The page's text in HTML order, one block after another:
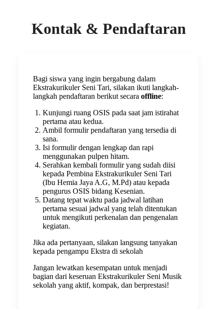
Kontak & Pendaftaran
Bagi siswa yang ingin bergabung dalam
Ekstrakurikuler Seni Tari, silakan ikuti langkah-
langkah pendaftaran berikut secara offline:
Kunjungi ruang OSIS pada saat jam istirahat
pertama atau kedua.
Ambil formulir pendaftaran yang tersedia di
sana.
Isi formulir dengan lengkap dan rapi
menggunakan pulpen hitam.
Serahkan kembali formulir yang sudah diisi
kepada Pembina Ekstrakurikuler Seni Tari
(Ibu Hemia Jaya A.G, M.Pd) atau kepada
pengurus OSIS bidang Kesenian.
Datang tepat waktu pada jadwal latihan
pertama sesuai jadwal yang telah ditentukan
untuk mengikuti perkenalan dan pengenalan
kegiatan.
Jika ada pertanyaan, silakan langsung tanyakan
kepada pengampu Ekstra di sekolah
Jangan lewatkan kesempatan untuk menjadi
bagian dari keseruan Ekstrakurikuler Seni Musik
sekolah yang aktif, kompak, dan berprestasi!